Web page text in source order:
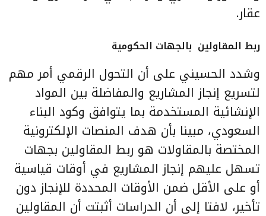
عقار.
ربط المقاولين بالجهات الحكومية
وشدد الحسيني على أن التحول الرقمي أمر مهم
لتسريع إنجاز المشاريع والمفاضلة بين المواد
الإنشائية المستخدمة بما يتوافق وكود البناء
السعودي، مبينا بأن هدف المنصات الإلكترونية
المختصة بالمقاولات هو ربط المقاولين بجهات
تسهل عليهم إنجاز المشاريع في أوقات قياسية
أو على الأقل ضمن الأوقات المحددة للإنجاز دون
تأخير، لافتا إلى أن الدراسات أثبتت أن المقاولين